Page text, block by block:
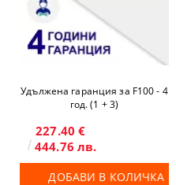
Удължена гаранция за F100 - 4
год. (1 + 3)
227.40 €
444.76 лв.
ДОБАВИ В КОЛИЧКА